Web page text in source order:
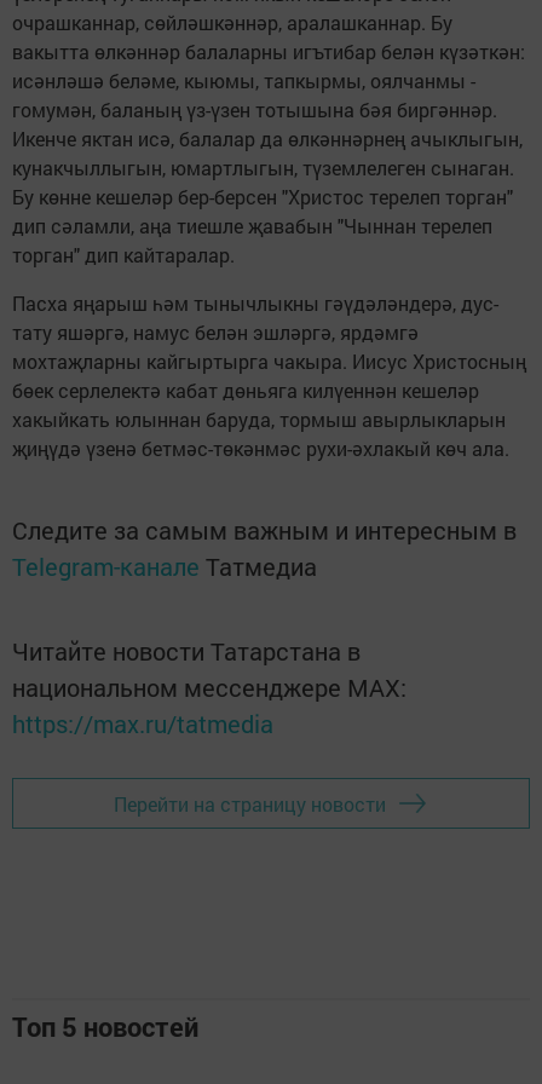
очрашканнар, сөйләшкәннәр, аралашканнар. Бу
вакытта өлкәннәр балаларны игътибар белән күзәткән:
исәнләшә беләме, кыюмы, тапкырмы, оялчанмы -
гомумән, баланың үз-үзен тотышына бәя биргәннәр.
Икенче яктан исә, балалар да өлкәннәрнең ачыклыгын,
кунакчыллыгын, юмартлыгын, түземлелеген сынаган.
Бу көнне кешеләр бер-берсен "Христос терелеп торган"
дип сәламли, аңа тиешле җавабын "Чыннан терелеп
торган" дип кайтаралар.
Пасха яңарыш һәм тынычлыкны гәүдәләндерә, дус-
тату яшәргә, намус белән эшләргә, ярдәмгә
мохтаҗларны кайгыртырга чакыра. Иисус Христосның
бөек серлелектә кабат дөньяга килүеннән кешеләр
хакыйкать юлыннан баруда, тормыш авырлыкларын
җиңүдә үзенә бетмәс-төкәнмәс рухи-әхлакый көч ала.
Следите за самым важным и интересным в
Telegram-канале Татмедиа
Читайте новости Татарстана в
национальном мессенджере MАХ:
https://max.ru/tatmedia
Перейти на страницу новости
Топ 5 новостей